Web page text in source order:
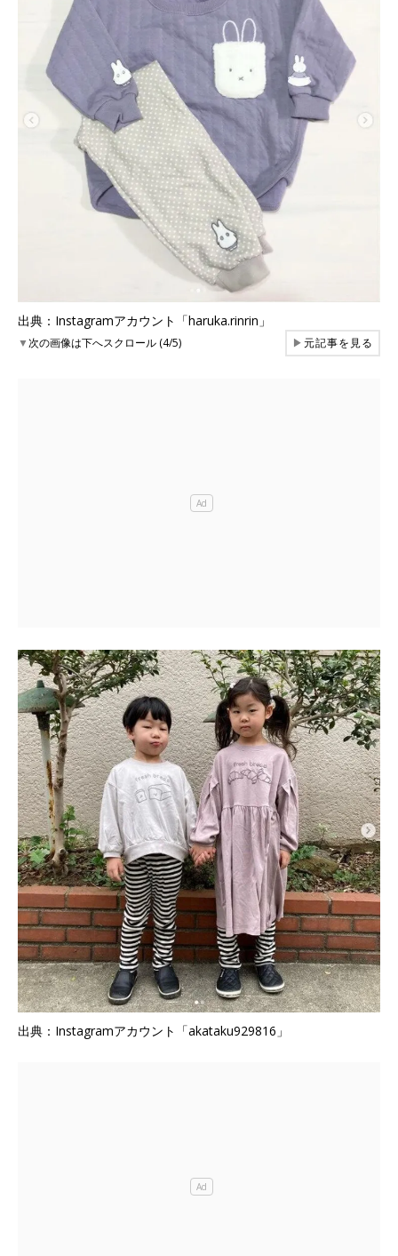
出典：Instagramアカウント「haruka.rinrin」
▼次の画像は下へスクロール (4/5) ▶元記事を見る
出典：Instagramアカウント「akataku929816」